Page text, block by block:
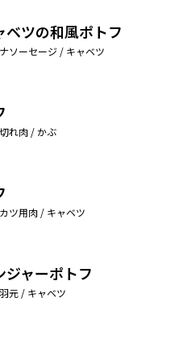
ベツの和風ポトフ
ソーセージ / キャベツ
れ肉 / かぶ
ツ用肉 / キャベツ
ャーポトフ
元 / キャベツ